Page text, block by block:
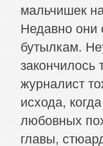
мальчишек
Недавно они
бутылкам.
закончилось
журналист
исхода,
любовных
главы,